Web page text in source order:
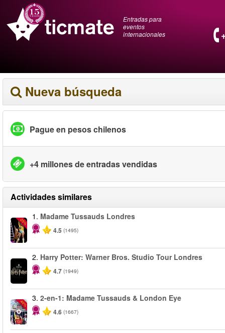
Entradas para
eventos
internacionales
Nueva búsqueda
Pague en pesos chilenos
+4 millones de entradas vendidas
Actividades similares
-25%
1. Madame Tussauds Londres
4.5 (1495)
2. Harry Potter: Warner Bros. Studio Tour Londres
4.7 (1949)
-40%
3. 2-en-1: Madame Tussauds & London Eye
4.6 (1667)